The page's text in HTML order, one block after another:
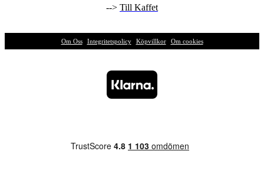
--> Till Kaffet
Om Oss| Integritetspolicy| Köpvillkor| Om cookies